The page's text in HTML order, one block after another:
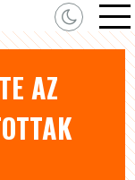
AZ